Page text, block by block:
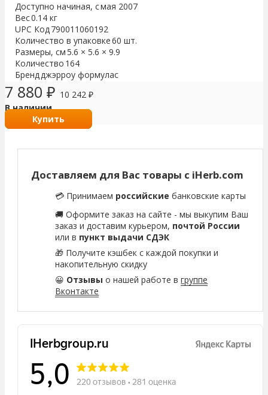
Доступно начиная, смая 2007
Вес0.14 кг
UPC Код790011060192
Количество в упаковке60 шт.
Размеры, см5.6 × 5.6 × 9.9
Количество 164
Брендджэрроу формулас
7 880 ₽ 10 242 ₽
В наличии
Купить
Доставляем для Вас товары с iHerb.com
💳 Принимаем российские банковские карты
🚚 Оформите заказ на сайте - мы выкупим Ваш
заказ и доставим курьером, почтой России
или в пункт выдачи СДЭК
🎁 Получите кэшбек с каждой покупки и
накопительную скидку
😀 Отзывы о нашей работе вгруппе
Вконтакте